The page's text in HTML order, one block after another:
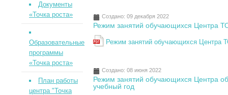
Создано: 09 декабря 2022
Режим занятий обучающихся Центра
Режим занятий обучающихся
Создано: 08 июня 2022
Режим занятий обучающихся Центра
учебный год
Документы
«Точка роста»
Образовательные
программы
«Точка роста»
План работы
центра "Точка